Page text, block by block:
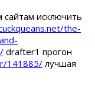
сайтам исключить
the-
drafter1 прогон
141885/лучшая